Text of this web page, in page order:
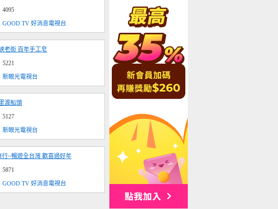
4095
GOOD TV 好消息電視台
老街 百年手工皂
5221
新眼光電視台
渡船頭
5127
新眼光電視台
行~暢遊全台灣 歡喜過好年
5871
GOOD TV 好消息電視台